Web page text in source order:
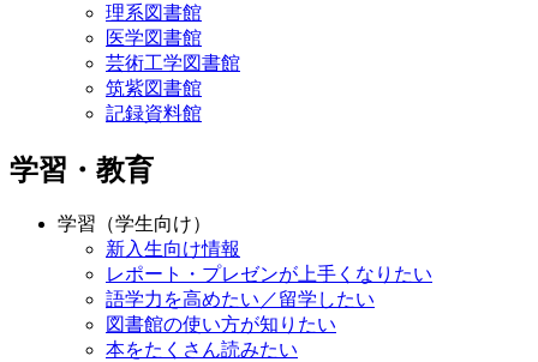
理系図書館
医学図書館
芸術工学図書館
筑紫図書館
記録資料館
学習・教育
学習（学生向け）
新入生向け情報
レポート・プレゼンが上手くなりたい
語学力を高めたい／留学したい
図書館の使い方が知りたい
本をたくさん読みたい